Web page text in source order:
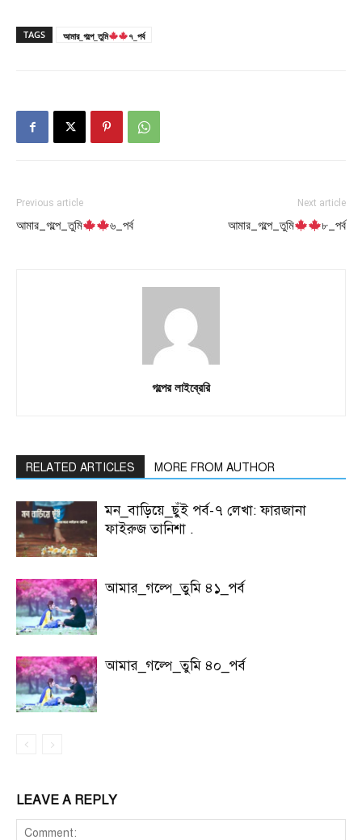
TAGS আমার_গল্পে_তুমি ৭_পর্ব
Previous article
আমার_গল্পে_তুমি ৬_পর্ব
Next article
আমার_গল্পে_তুমি ৮_পর্ব
গল্পের লাইব্রেরি
RELATED ARTICLES MORE FROM AUTHOR
মন_বাড়িয়ে_ছুঁই পর্ব-৭ লেখা: ফারজানা
ফাইরুজ তানিশা .
আমার_গল্পে_তুমি ৪১_পর্ব
আমার_গল্পে_তুমি ৪০_পর্ব
LEAVE A REPLY